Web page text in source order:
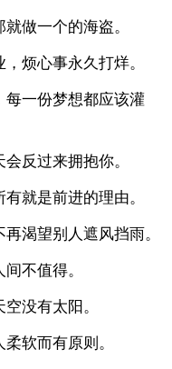
做一个的海盗。
烦心事永久打烊。
每一份梦想都应该灌
反过来拥抱你。
就是前进的理由。
渴望别人遮风挡雨。
不值得。
没有太阳。
软而有原则。